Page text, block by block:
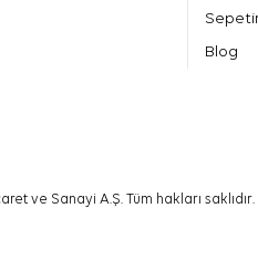
Blog
ve Sanayi A.Ş. Tüm hakları saklıdır.